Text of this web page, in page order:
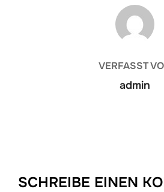
VERFASST
admin
SCHREIBE EINEN